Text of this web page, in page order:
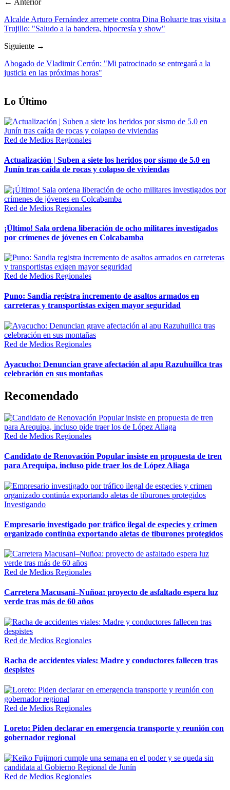
Alcalde Arturo Fernández arremete contra Dina Boluarte tras visita a
Trujillo: "Saludo a la bandera, hipocresía y show"
Siguiente →
Abogado de Vladimir Cerrón: "Mi patrocinado se entregará a la
justicia en las próximas horas"
Lo Último
Red de Medios Regionales
Actualización | Suben a siete los heridos por sismo de 5.0 en
Junín tras caída de rocas y colapso de viviendas
Red de Medios Regionales
¡Último! Sala ordena liberación de ocho militares investigados
por crímenes de jóvenes en Colcabamba
Red de Medios Regionales
Puno: Sandia registra incremento de asaltos armados en
carreteras y transportistas exigen mayor seguridad
Red de Medios Regionales
Ayacucho: Denuncian grave afectación al apu Razuhuillca tras
celebración en sus montañas
Recomendado
Red de Medios Regionales
Candidato de Renovación Popular insiste en propuesta de tren
para Arequipa, incluso pide traer los de López Aliaga
Investigando
Empresario investigado por tráfico ilegal de especies y crimen
organizado continúa exportando aletas de tiburones protegidos
Red de Medios Regionales
Carretera Macusani–Nuñoa: proyecto de asfaltado espera luz
verde tras más de 60 años
Red de Medios Regionales
Racha de accidentes viales: Madre y conductores fallecen tras
despistes
Red de Medios Regionales
Loreto: Piden declarar en emergencia transporte y reunión con
gobernador regional
Red de Medios Regionales